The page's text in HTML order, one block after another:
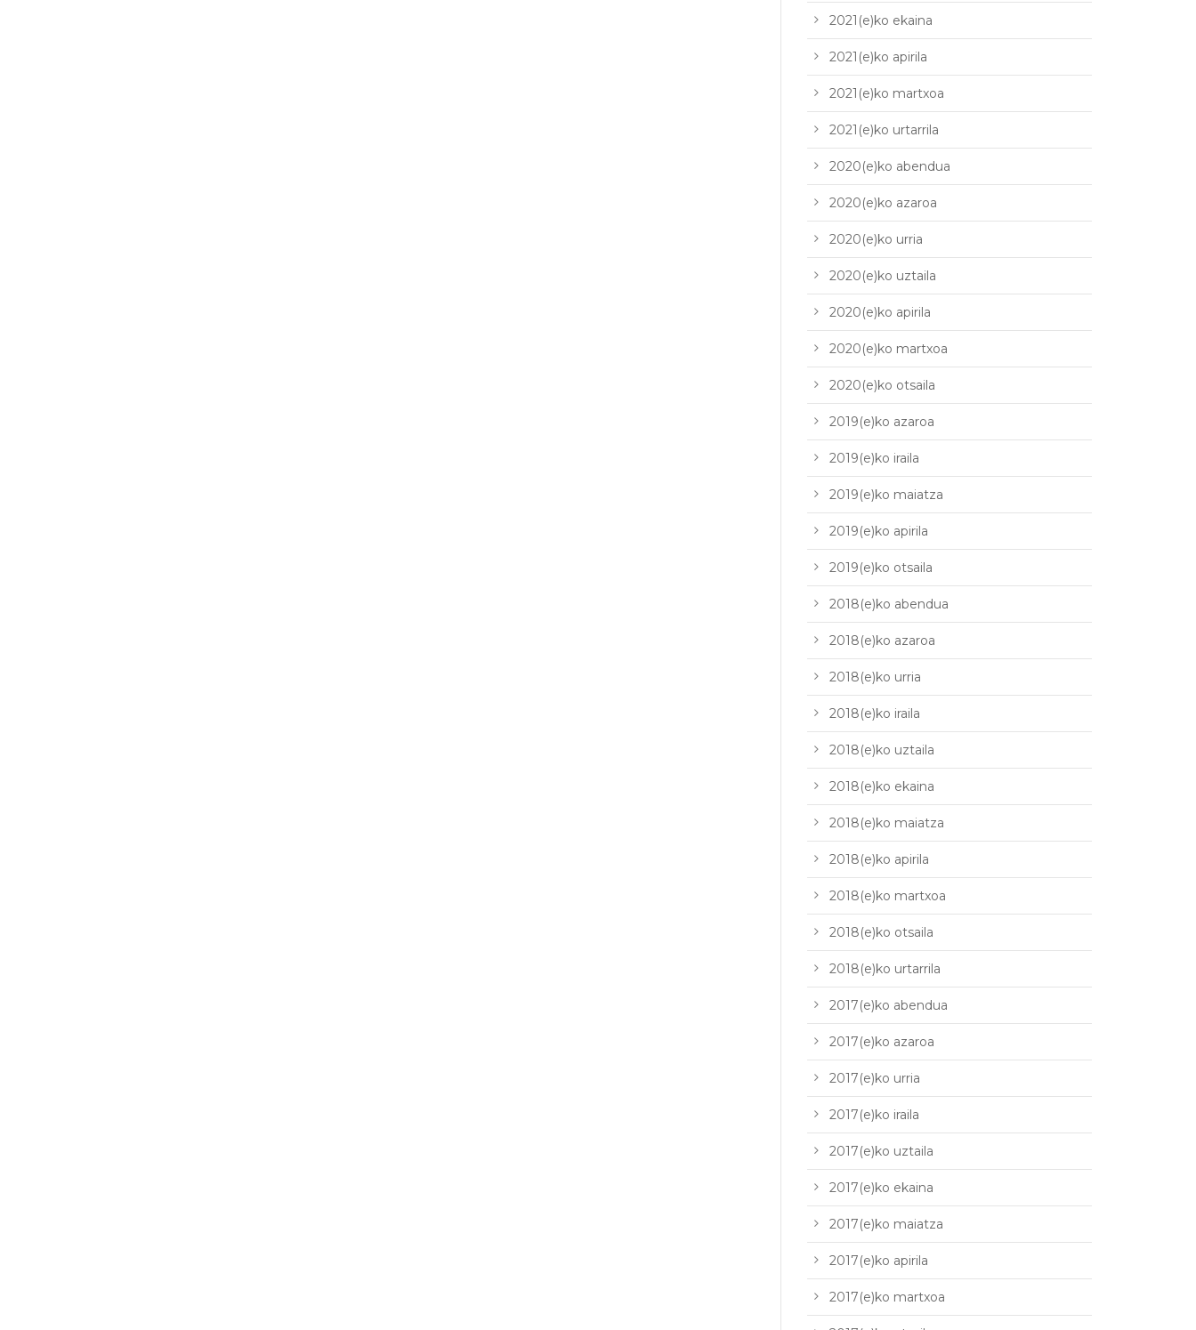
2021(e)ko ekaina
2021(e)ko apirila
2021(e)ko martxoa
2021(e)ko urtarrila
2020(e)ko abendua
2020(e)ko azaroa
2020(e)ko urria
2020(e)ko uztaila
2020(e)ko apirila
2020(e)ko martxoa
2020(e)ko otsaila
2019(e)ko azaroa
2019(e)ko iraila
2019(e)ko maiatza
2019(e)ko apirila
2019(e)ko otsaila
2018(e)ko abendua
2018(e)ko azaroa
2018(e)ko urria
2018(e)ko iraila
2018(e)ko uztaila
2018(e)ko ekaina
2018(e)ko maiatza
2018(e)ko apirila
2018(e)ko martxoa
2018(e)ko otsaila
2018(e)ko urtarrila
2017(e)ko abendua
2017(e)ko azaroa
2017(e)ko urria
2017(e)ko iraila
2017(e)ko uztaila
2017(e)ko ekaina
2017(e)ko maiatza
2017(e)ko apirila
2017(e)ko martxoa